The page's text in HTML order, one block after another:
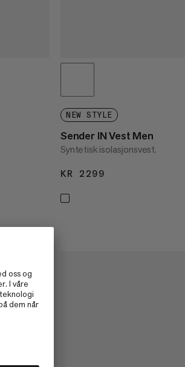
NEW STYLE
Sender IN Vest Men
Syntetisk isolasjonsvest.
KR 2299